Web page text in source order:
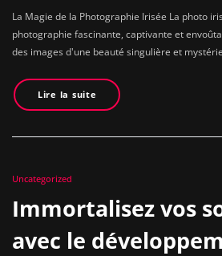
La Magie de la Photographie Irisée La photo
photographie fascinante, captivante et
des images d'une beauté singulière et
Lire la suite
Uncategorized
Immortalisez vos
avec le